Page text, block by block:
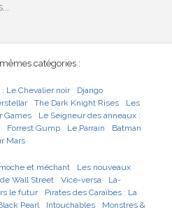
catégories :
Le Chevalier noir
Django
The Dark Knight Rises
Les
Games
Le Seigneur des anneaux :
Forrest Gump Le Parrain
Batman
Mars
et méchant
Les nouveaux
Wall Street Vice-versa
Là-
le futur
Pirates des Caraïbes : La
Pearl
Intouchables
Monstres &